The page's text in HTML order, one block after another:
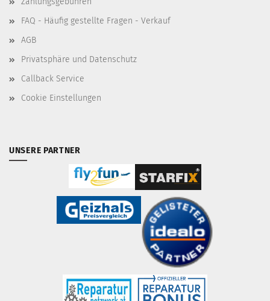
FAQ - Häufig gestellte Fragen - Verkauf
AGB
Privatsphäre und Datenschutz
Callback Service
Cookie Einstellungen
UNSERE PARTNER